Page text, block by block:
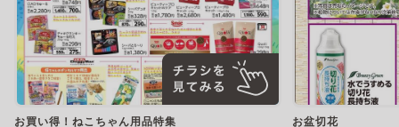
お買い得！ねこちゃん用品特集 お盆切花